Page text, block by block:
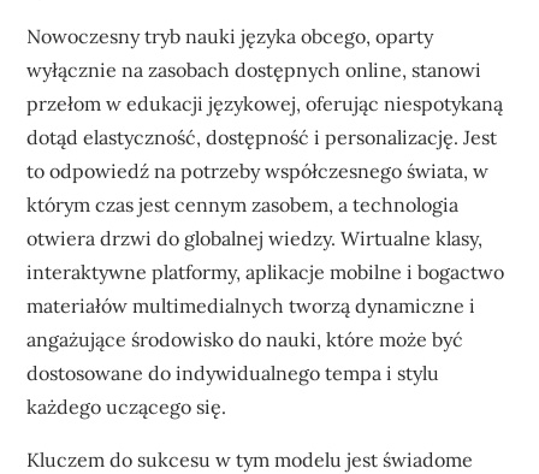
Nowoczesny tryb nauki języka obcego, oparty
wyłącznie na zasobach dostępnych online, stanowi
przełom w edukacji językowej, oferując niespotykaną
dotąd elastyczność, dostępność i personalizację. Jest
to odpowiedź na potrzeby współczesnego świata, w
którym czas jest cennym zasobem, a technologia
otwiera drzwi do globalnej wiedzy. Wirtualne klasy,
interaktywne platformy, aplikacje mobilne i bogactwo
materiałów multimedialnych tworzą dynamiczne i
angażujące środowisko do nauki, które może być
dostosowane do indywidualnego tempa i stylu
każdego uczącego się.
Kluczem do sukcesu w tym modelu jest świadome